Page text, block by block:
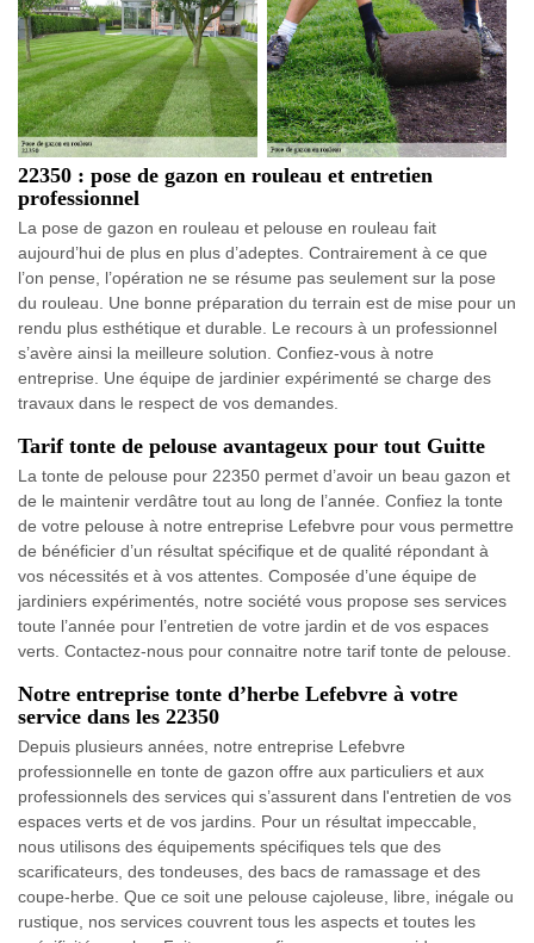
22350 : pose de gazon en rouleau et entretien
professionnel
La pose de gazon en rouleau et pelouse en rouleau fait
aujourd’hui de plus en plus d’adeptes. Contrairement à ce que
l’on pense, l’opération ne se résume pas seulement sur la pose
du rouleau. Une bonne préparation du terrain est de mise pour un
rendu plus esthétique et durable. Le recours à un professionnel
s’avère ainsi la meilleure solution. Confiez-vous à notre
entreprise. Une équipe de jardinier expérimenté se charge des
travaux dans le respect de vos demandes.
Tarif tonte de pelouse avantageux pour tout Guitte
La tonte de pelouse pour 22350 permet d’avoir un beau gazon et
de le maintenir verdâtre tout au long de l’année. Confiez la tonte
de votre pelouse à notre entreprise Lefebvre pour vous permettre
de bénéficier d’un résultat spécifique et de qualité répondant à
vos nécessités et à vos attentes. Composée d’une équipe de
jardiniers expérimentés, notre société vous propose ses services
toute l’année pour l’entretien de votre jardin et de vos espaces
verts. Contactez-nous pour connaitre notre tarif tonte de pelouse.
Notre entreprise tonte d’herbe Lefebvre à votre
service dans les 22350
Depuis plusieurs années, notre entreprise Lefebvre
professionnelle en tonte de gazon offre aux particuliers et aux
professionnels des services qui s’assurent dans l'entretien de vos
espaces verts et de vos jardins. Pour un résultat impeccable,
nous utilisons des équipements spécifiques tels que des
scarificateurs, des tondeuses, des bacs de ramassage et des
coupe-herbe. Que ce soit une pelouse cajoleuse, libre, inégale ou
rustique, nos services couvrent tous les aspects et toutes les